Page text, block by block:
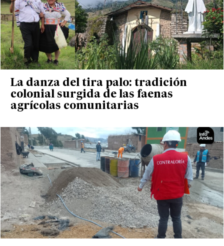
La danza del tira palo: tradición
colonial surgida de las faenas
agrícolas comunitarias